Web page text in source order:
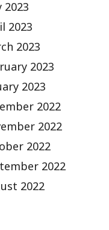
2023
2023
2023
2023
2023
2022
2022
2022
2022
2022